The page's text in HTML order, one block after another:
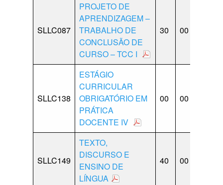
SLLC087
PROJETO DE
APRENDIZAGEM –
TRABALHO DE
CONCLUSÃO DE
CURSO – TCC I
30 00
SLLC138
ESTÁGIO
CURRICULAR
OBRIGATÓRIO EM
PRÁTICA
DOCENTE IV
00 00
SLLC149
TEXTO,
DISCURSO E
ENSINO DE
LÍNGUA
40 00